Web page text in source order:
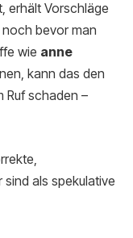
erhält Vorschläge
noch bevor man
wie anne
kann das den
Ruf schaden –
als spekulative